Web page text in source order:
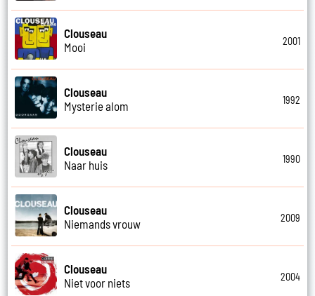
Clouseau
Mooi
2001
Clouseau
Mysterie alom
1992
Clouseau
Naar huis
1990
Clouseau
Niemands vrouw
2009
Clouseau
Niet voor niets
2004